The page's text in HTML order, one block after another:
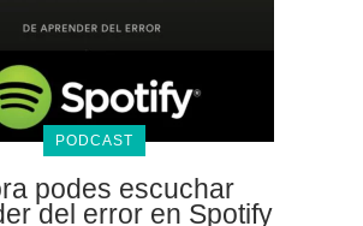
PODCAST
podes escuchar
del error en Spotify